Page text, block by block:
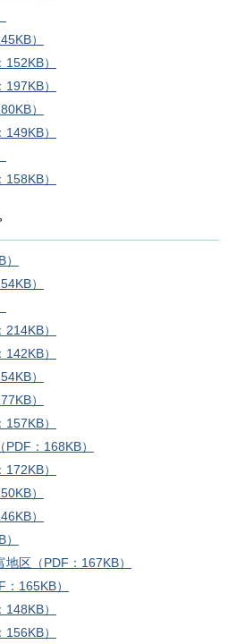
）
）
）
）
）
）
）
）
）
）
）
）
：168KB）
）
）
）
区（PDF：167KB）
165KB）
）
）